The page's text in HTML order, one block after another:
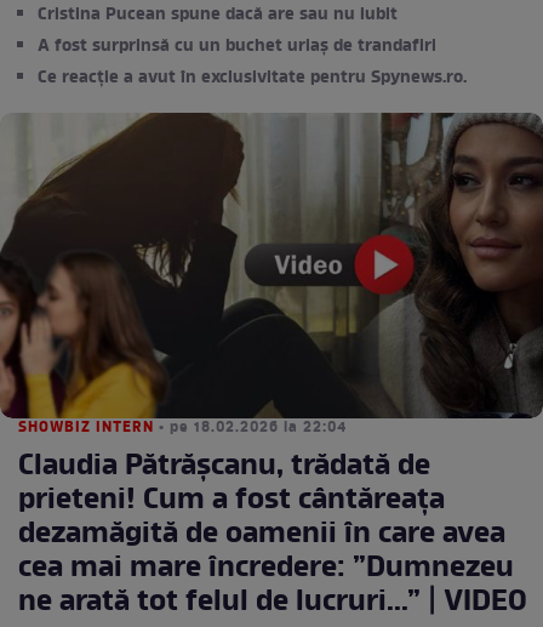
Cristina Pucean spune dacă are sau nu iubit
A fost surprinsă cu un buchet uriaș de trandafiri
Ce reacție a avut în exclusivitate pentru Spynews.ro.
SHOWBIZ INTERN • pe 18.02.2026 la 22:04
Claudia Pătrășcanu, trădată de
prieteni! Cum a fost cântăreața
dezamăgită de oamenii în care avea
cea mai mare încredere: ”Dumnezeu
ne arată tot felul de lucruri...” | VIDEO